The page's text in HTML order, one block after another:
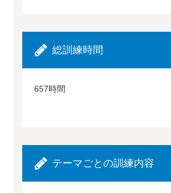
総訓練時間
657時間
テーマごとの訓練内容